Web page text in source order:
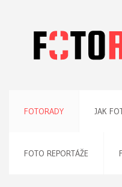
FOTORADY JAK
FOTO REPORTÁŽE